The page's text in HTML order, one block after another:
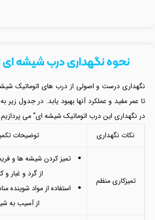
نحوه نگهداری درب شیشه ای
نگهداری درست و اصولی از درب های اتوماتیک
تا عمر مفید و عملکرد آنها بهبود یابد. در جدول زیر
در نگهداری این درب اتوماتیک شیشه ای” می پردازیم.
نکات نگهداری
توضیحات
تمیزکاری منظم
تمیز کردن شیشه ها و
از گرد و غبار و
استفاده از مواد شوینده
از آسیب به